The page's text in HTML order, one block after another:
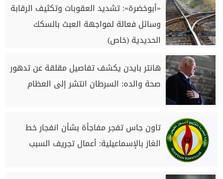
«أبوخضرة»: تشديد العقوبات وتكثيف الرقابة
وسائل فعالة لمواجهة العبث بالسكك
الحديدية (خاص)
هانتر بايدن يكشف تفاصيل مقلقة عن تدهور
صحة والده: السرطان انتشر إلى العظام
تاون جاس تفجر مفاجأة بشأن انفجار خط
الغاز بالإسماعيلية: أعمال تجريف السبب